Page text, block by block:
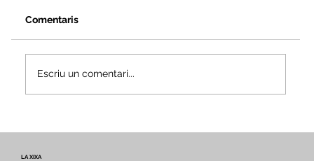
Comentaris
Escriu un comentari...
LA XIXA